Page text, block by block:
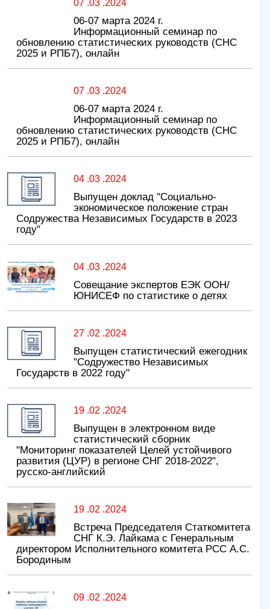
07 .03 .2024
06-07 марта 2024 г.
Информационный семинар по
обновлению статистических руководств (СНС
2025 и РПБ7), онлайн
07 .03 .2024
06-07 марта 2024 г.
Информационный семинар по
обновлению статистических руководств (СНС
2025 и РПБ7), онлайн
04 .03 .2024
Выпущен доклад "Социально-
экономическое положение стран
Содружества Независимых Государств в 2023
году"
04 .03 .2024
Совещание экспертов ЕЭК ООН/
ЮНИСЕФ по статистике о детях
27 .02 .2024
Выпущен статистический ежегодник
"Содружество Независимых
Государств в 2022 году"
19 .02 .2024
Выпущен в электронном виде
статистический сборник
"Мониторинг показателей Целей устойчивого
развития (ЦУР) в регионе СНГ 2018-2022",
русско-английский
19 .02 .2024
Встреча Председателя Статкомитета
СНГ К.Э. Лайкама с Генеральным
директором Исполнительного комитета РСС А.С.
Бородиным
09 .02 .2024